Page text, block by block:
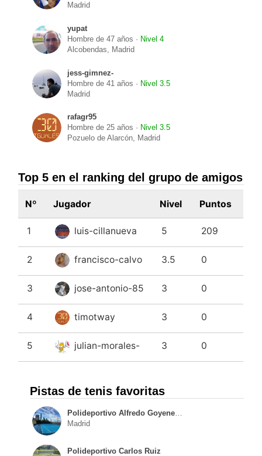
Madrid
yupat
Hombre de 47 años · Nivel 4
Alcobendas, Madrid
jess-gimnez-
Hombre de 41 años · Nivel 3.5
Madrid
rafagr95
Hombre de 25 años · Nivel 3.5
Pozuelo de Alarcón, Madrid
Top 5 en el ranking del grupo de amigos
Nº Jugador Nivel Puntos
1 luis-cillanueva 5 209
2 francisco-calvo 3.5 0
3 jose-antonio-85 3 0
4 timotway 3 0
5 julian-morales- 3 0
Pistas de tenis favoritas
Madrid
Polideportivo Carlos Ruiz